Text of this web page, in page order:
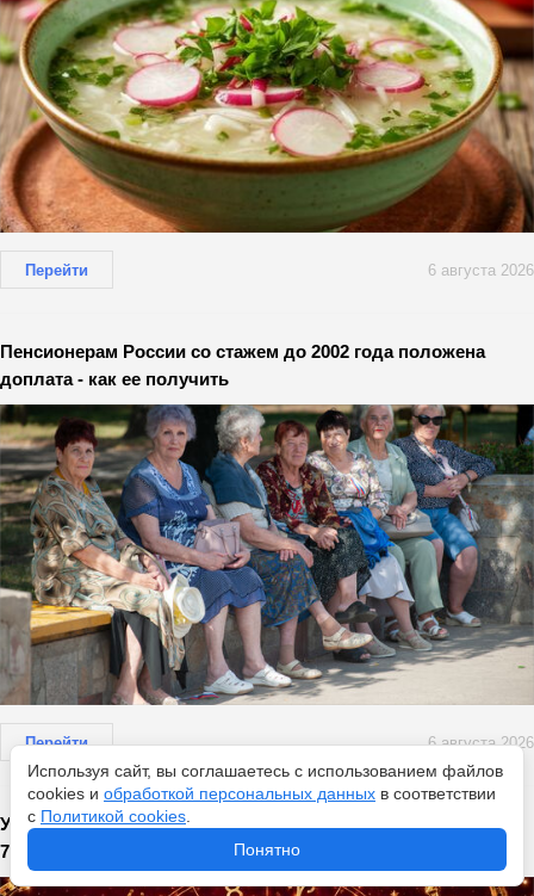
Перейти 6 августа 2026
Пенсионерам России со стажем до 2002 года положена
доплата - как ее получить
Перейти 6 августа 2026
Удача гарантирована четырем знакам: гороскоп везения на
7 августа - что ждет в этот день?
Используя сайт, вы соглашаетесь с использованием файлов
cookies и обработкой персональных данных в соответствии
с Политикой cookies
Понятно